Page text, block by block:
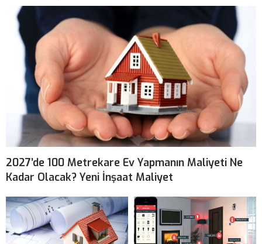
2027’de 100 Metrekare Ev Yapmanın Maliyeti Ne
Kadar Olacak? Yeni İnşaat Maliyet